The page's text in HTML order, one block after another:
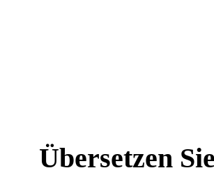
Übersetzen